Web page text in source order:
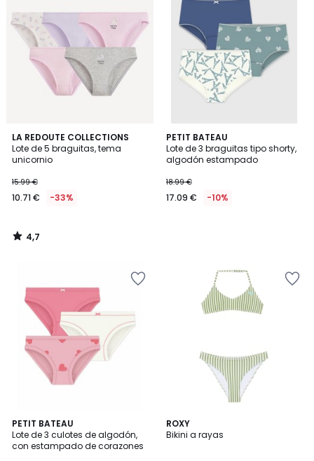
LA REDOUTE COLLECTIONS
Lote de 5 braguitas, tema
unicornio
15.99 €
10.71 € -33%
4,7
/ 5
4,7
/
PETIT BATEAU
Lote de 3 braguitas tipo shorty,
algodón estampado
18.99 €
17.09 € -10%
PETIT BATEAU
Lote de 3 culotes de algodón,
con estampado de corazones
ROXY
Bikini a rayas
4
/